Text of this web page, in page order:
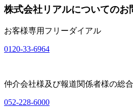
株式会社リアルについてのお
お客様専用フリーダイアル
0120-33-6964
仲介会社様及び報道関係者様の総
052-228-6000